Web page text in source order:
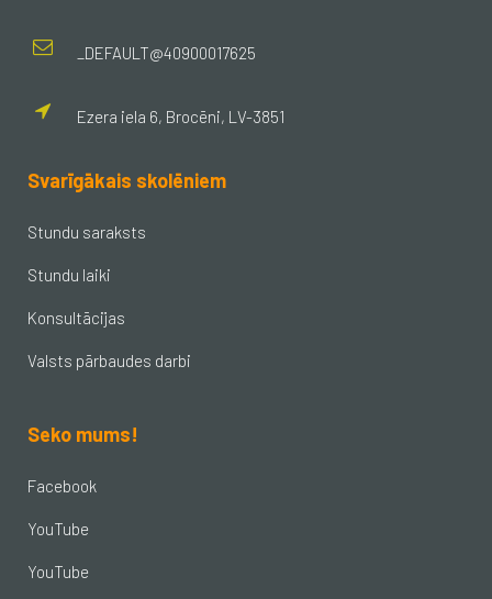
_DEFAULT@40900017625
Ezera iela 6, Brocēni, LV-3851
Svarīgākais skolēniem
Stundu saraksts
Stundu laiki
Konsultācijas
Valsts pārbaudes darbi
Seko mums!
Facebook
YouTube
YouTube